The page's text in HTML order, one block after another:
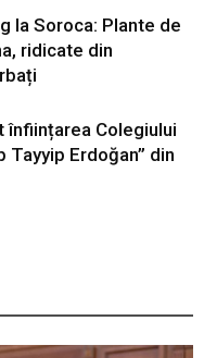
la Soroca: Plante de
ridicate din
înființarea Colegiului
Tayyip Erdoğan” din